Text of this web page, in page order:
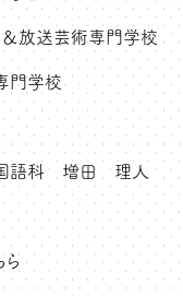
優＆放送芸術専
外語専門
国語科 増田 理人